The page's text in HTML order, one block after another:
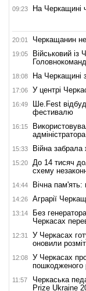
09:23 На Черкащині
20:01 Черкащанин
19:05
Військовий із
18:08 На Черкащині
17:06 У центрі
16:49
Ше.Fest
фестивалю
16:15
15:33 Війна забрала
15:20
До 14 тисяч
схему
14:44 Вічна пам'ять:
14:26 Аграрії
13:14
Без
Черкасах
12:31
У Черкасах
оновили
12:08
У Черкасах
пошкодженого
11:57
Черкаська
Prize Ukraine